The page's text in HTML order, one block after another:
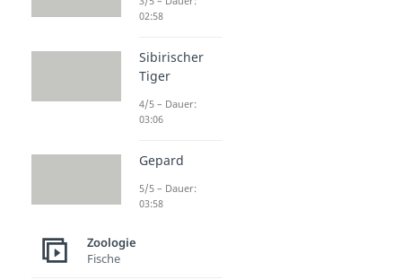
02:58
Sibirischer
Tiger
4/5 – Dauer:
03:06
Gepard
5/5 – Dauer:
03:58
Zoologie
Fische